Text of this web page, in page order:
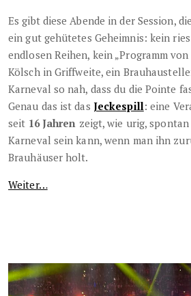
Es gibt diese Abende in der Session,
ein gut gehütetes Geheimnis: kein
endlosen Reihen, kein „Programm von
Kölsch in Griffweite, ein
Karneval so nah, dass du die Pointe
Genau das ist das Jeckespill: eine
seit 16 Jahren zeigt, wie urig,
Karneval sein kann, wenn man ihn
Brauhäuser holt.
Weiter…